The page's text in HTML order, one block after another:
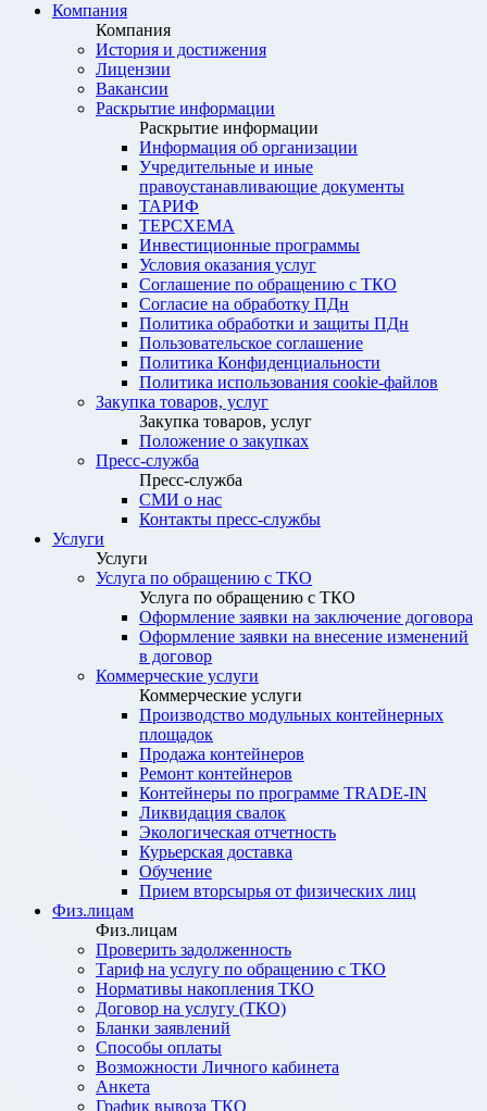
Компания
Компания
История и достижения
Лицензии
Вакансии
Раскрытие информации
Раскрытие информации
Информация об организации
Учредительные и иные
правоустанавливающие документы
ТАРИФ
ТЕРСХЕМА
Инвестиционные программы
Условия оказания услуг
Соглашение по обращению с ТКО
Согласие на обработку ПДн
Политика обработки и защиты ПДн
Пользовательское соглашение
Политика Конфиденциальности
Политика использования cookie-файлов
Закупка товаров, услуг
Закупка товаров, услуг
Положение о закупках
Пресс-служба
Пресс-служба
СМИ о нас
Контакты пресс-службы
Услуги
Услуги
Услуга по обращению с ТКО
Услуга по обращению с ТКО
Оформление заявки на заключение договора
Оформление заявки на внесение изменений
в договор
Коммерческие услуги
Коммерческие услуги
Производство модульных контейнерных
площадок
Продажа контейнеров
Ремонт контейнеров
Контейнеры по программе TRADE-IN
Ликвидация свалок
Экологическая отчетность
Курьерская доставка
Обучение
Прием вторсырья от физических лиц
Физ.лицам
Физ.лицам
Проверить задолженность
Тариф на услугу по обращению с ТКО
Нормативы накопления ТКО
Договор на услугу (ТКО)
Бланки заявлений
Способы оплаты
Возможности Личного кабинета
Анкета
График вывоза ТКО